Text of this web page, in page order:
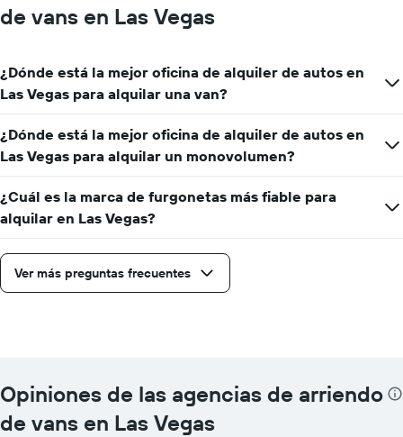
de vans en Las Vegas
¿Dónde está la mejor oficina de alquiler de autos en
Las Vegas para alquilar una van?
¿Dónde está la mejor oficina de alquiler de autos en
Las Vegas para alquilar un monovolumen?
¿Cuál es la marca de furgonetas más fiable para
alquilar en Las Vegas?
Ver más preguntas frecuentes
Opiniones de las agencias de arriendo
de vans en Las Vegas